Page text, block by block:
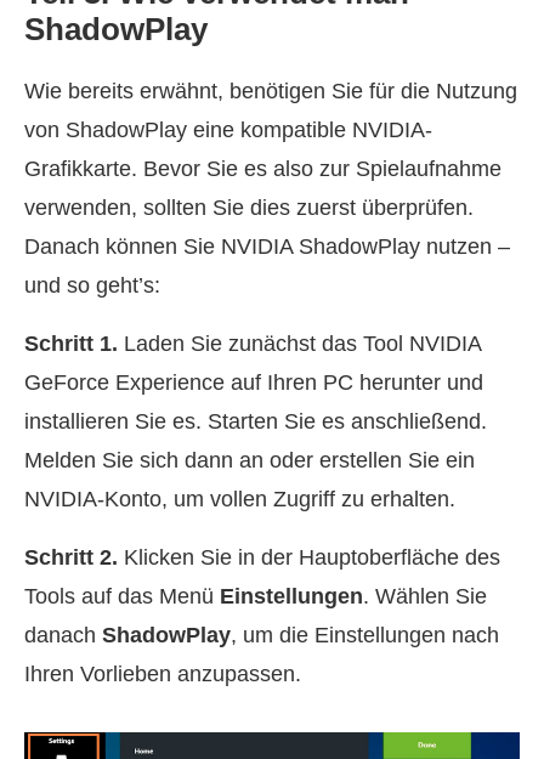
ShadowPlay
Wie bereits erwähnt, benötigen Sie für die Nutzung
von ShadowPlay eine kompatible NVIDIA-
Grafikkarte. Bevor Sie es also zur Spielaufnahme
verwenden, sollten Sie dies zuerst überprüfen.
Danach können Sie NVIDIA ShadowPlay nutzen –
und so geht’s:
Schritt 1. Laden Sie zunächst das Tool NVIDIA
GeForce Experience auf Ihren PC herunter und
installieren Sie es. Starten Sie es anschließend.
Melden Sie sich dann an oder erstellen Sie ein
NVIDIA-Konto, um vollen Zugriff zu erhalten.
Schritt 2. Klicken Sie in der Hauptoberfläche des
Tools auf das Menü Einstellungen. Wählen Sie
danach ShadowPlay, um die Einstellungen nach
Ihren Vorlieben anzupassen.